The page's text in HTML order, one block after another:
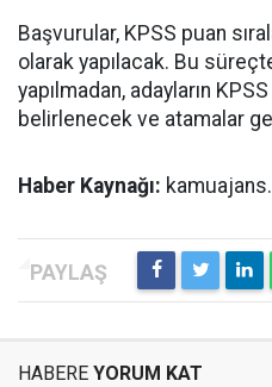
Başvurular, KPSS puan
olarak yapılacak. Bu
yapılmadan, adayların
belirlenecek ve atamalar
Haber Kaynağı:
HABERE YORUM KAT